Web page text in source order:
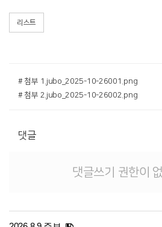
리스트
# 첨부 1.jubo_2025-10-26001.png
# 첨부 2.jubo_2025-10-26002.png
댓글
댓글쓰기 권한이